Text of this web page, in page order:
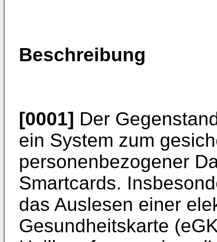
Beschreibung
[0001] Der
ein System zum
personenbezogener
Smartcards.
das Auslesen einer
Gesundheitskarte